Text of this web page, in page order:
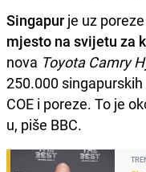
Singapur je uz
mjesto na svijetu za
nova Toyota Camry
250.000
COE i poreze. To je
u, piše BBC.